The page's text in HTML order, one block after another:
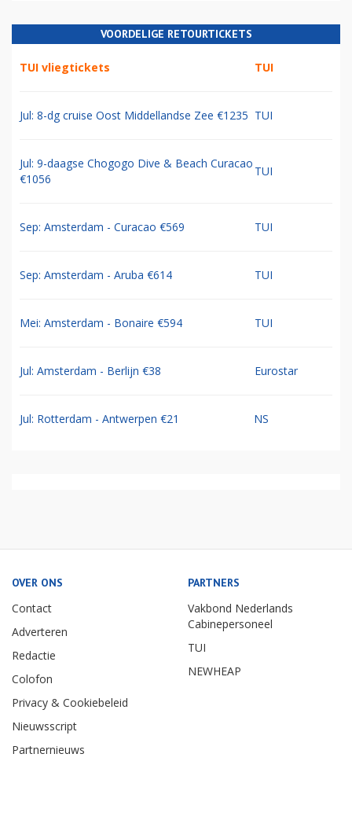
VOORDELIGE RETOURTICKETS
TUI vliegtickets TUI
Jul: 8-dg cruise Oost Middellandse Zee €1235 TUI
Jul: 9-daagse Chogogo Dive & Beach Curacao
€1056
TUI
Sep: Amsterdam - Curacao €569 TUI
Sep: Amsterdam - Aruba €614 TUI
Mei: Amsterdam - Bonaire €594 TUI
Jul: Amsterdam - Berlijn €38 Eurostar
Jul: Rotterdam - Antwerpen €21 NS
OVER ONS
Contact
Adverteren
Redactie
Colofon
Privacy & Cookiebeleid
Nieuwsscript
Partnernieuws
PARTNERS
Vakbond Nederlands
Cabinepersoneel
TUI
NEWHEAP